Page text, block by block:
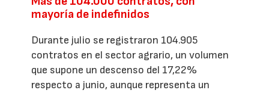
mayoría de indefinidos
Durante julio se registraron 104.905
contratos en el sector agrario, un volumen
que supone un descenso del 17,22%
respecto a junio, aunque representa un